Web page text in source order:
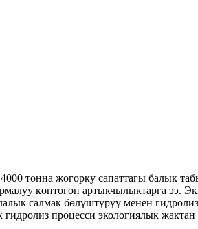
тонна жогорку сапаттагы балык
көптөгөн артыкчылыктарга ээ.
салмак бөлүштүрүү менен
процесси экологиялык жактан